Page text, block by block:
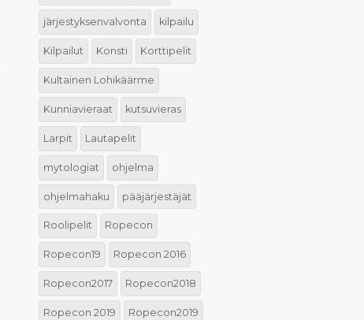
järjestyksenvalvonta kilpailu
Kilpailut Konsti Korttipelit
Kultainen Lohikäärme
Kunniavieraat kutsuvieras
Larpit Lautapelit
mytologiat ohjelma
ohjelmahaku pääjärjestäjät
Roolipelit Ropecon
Ropecon19 Ropecon 2016
Ropecon2017 Ropecon2018
Ropecon 2019 Ropecon2019